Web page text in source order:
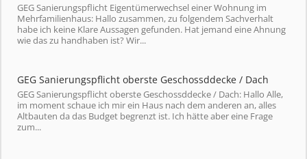
GEG Sanierungspflicht Eigentümerwechsel einer Wohnung im
Mehrfamilienhaus: Hallo zusammen, zu folgendem Sachverhalt
habe ich keine Klare Aussagen gefunden. Hat jemand eine Ahnung
wie das zu handhaben ist? Wir...
GEG Sanierungspflicht oberste Geschossddecke / Dach
GEG Sanierungspflicht oberste Geschossddecke / Dach: Hallo Alle,
im moment schaue ich mir ein Haus nach dem anderen an, alles
Altbauten da das Budget begrenzt ist. Ich hätte aber eine Frage
zum...